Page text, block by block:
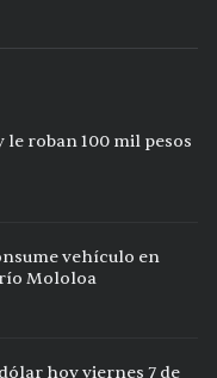
roban 100 mil pesos
vehículo en
Mololoa
hoy viernes 7 de